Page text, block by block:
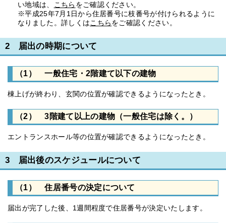
い地域は、
こちら をご確認ください。
※平成25年7月1日から住居番号に枝番号が付けられるように
なりました。詳しくはこちらをご確認ください。
2 届出の時期について
（1） 一般住宅・2階建て以下の建物
棟上げが終わり、玄関の位置が確認できるようになったとき。
（2） 3階建て以上の建物（一般住宅は除く。）
エントランスホール等の位置が確認できるようになったとき。
3 届出後のスケジュールについて
（1） 住居番号の決定について
届出が完了した後、1週間程度で住居番号が決定いたします。